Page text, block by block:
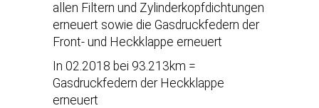
allen Filtern und Zylinderkopfdichtungen
erneuert sowie die Gasdruckfedern der
Front- und Heckklappe erneuert
In 02.2018 bei 93.213km =
Gasdruckfedern der Heckklappe
erneuert